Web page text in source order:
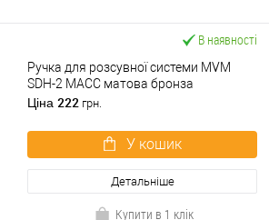
В наявності
Ручка для розсувної системи MVM
SDH-2 MACC матова бронза
Ціна 222 грн.
У кошик
Детальніше
Купити в 1 клік